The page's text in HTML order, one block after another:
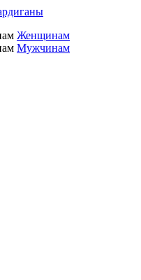
Женщинам
Мужчинам